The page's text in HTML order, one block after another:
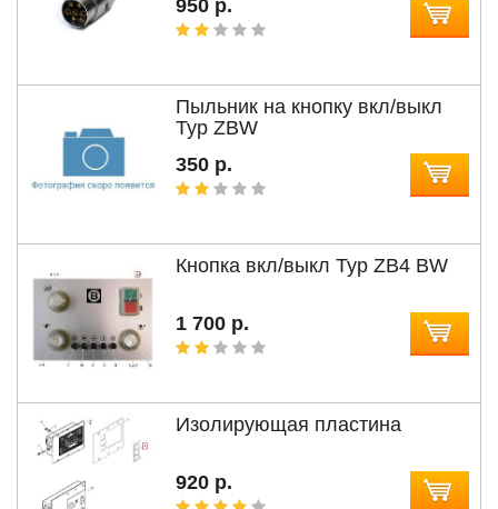
950 р.
Пыльник на кнопку вкл/выкл
Typ ZBW
350 р.
Кнопка вкл/выкл Typ ZB4 BW
1 700 р.
Изолирующая пластина
920 р.